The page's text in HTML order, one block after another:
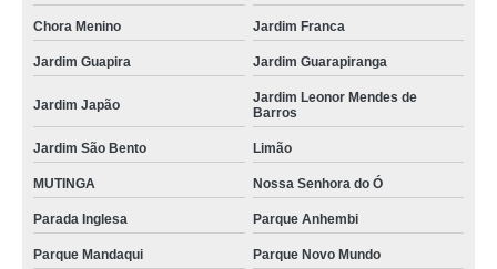
Chora Menino Jardim Franca
Jardim Guapira Jardim Guarapiranga
Jardim Japão
Jardim Leonor Mendes de
Barros
Jardim São Bento Limão
MUTINGA Nossa Senhora do Ó
Parada Inglesa Parque Anhembi
Parque Mandaqui Parque Novo Mundo